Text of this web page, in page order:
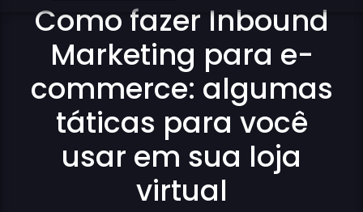
Como fazer Inbound
Marketing para e-
commerce: algumas
táticas para você
usar em sua loja
virtual